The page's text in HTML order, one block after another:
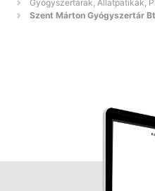
Gyógyszertárak, Állatpatikák,
Szent Márton Gyógyszertár